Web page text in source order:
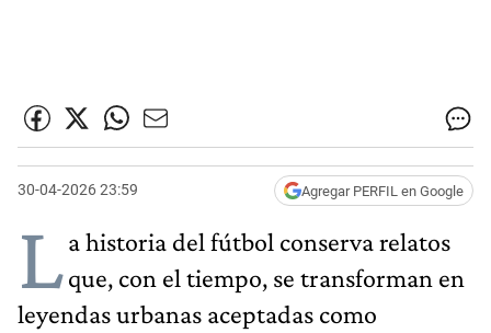
30-04-2026 23:59 Agregar PERFIL en Google
La historia del fútbol conserva relatos
que, con el tiempo, se transforman en
leyendas urbanas aceptadas como